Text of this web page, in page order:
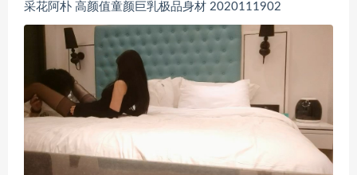
采花阿朴 高颜值童颜巨乳极品身材 2020111902